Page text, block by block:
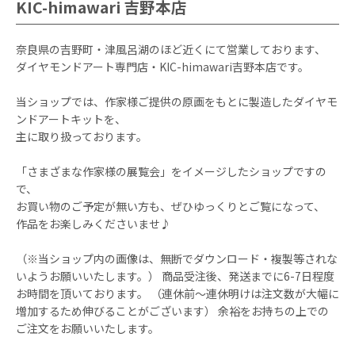
KIC-himawari 吉野本店
奈良県の吉野町・津風呂湖のほど近くにて営業しております、
ダイヤモンドアート専門店・KIC-himawari吉野本店です。
当ショップでは、作家様ご提供の原画をもとに製造したダイヤモ
ンドアートキットを、
主に取り扱っております。
「さまざまな作家様の展覧会」をイメージしたショップですの
で、
お買い物のご予定が無い方も、ぜひゆっくりとご覧になって、
作品をお楽しみくださいませ♪
（※当ショップ内の画像は、無断でダウンロード・複製等されな
いようお願いいたします。） 商品受注後、発送までに6-7日程度
お時間を頂いております。 （連休前～連休明けは注文数が大幅に
増加するため伸びることがございます） 余裕をお持ちの上での
ご注文をお願いいたします。